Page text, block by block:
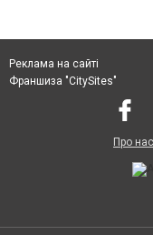
Реклама на сайті
Франшиза "CitySites"
Про нас